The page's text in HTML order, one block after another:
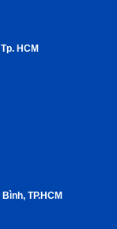
HCM
TP.HCM